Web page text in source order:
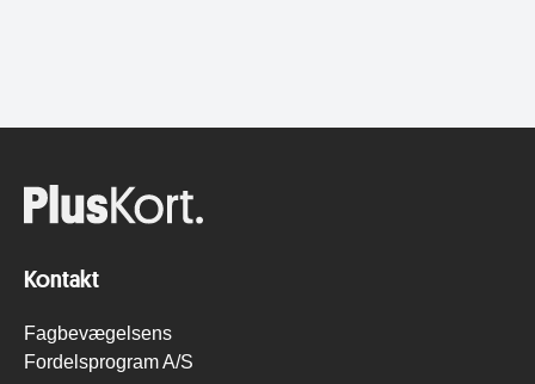
Kontakt
Fagbevægelsens
Fordelsprogram A/S